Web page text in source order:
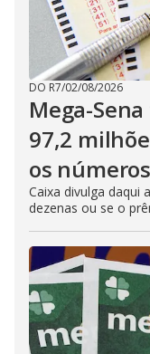
DO R7/02/08/2026
Mega-
97,2
os
Caixa divulga daqui
dezenas ou se o